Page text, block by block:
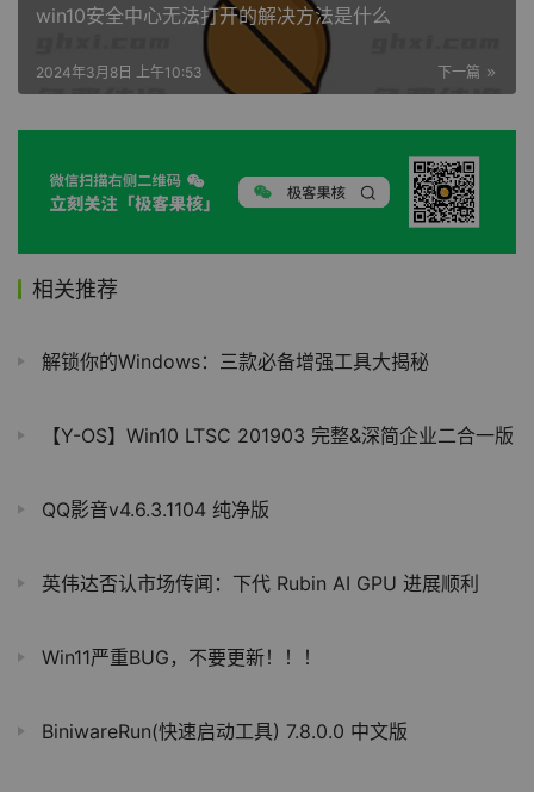
win10安全中心无法打开的解决方法是什么
下一篇
2024年3月8日 上午10:53
相关推荐
解锁你的Windows：三款必备增强工具大揭秘
【Y-OS】Win10 LTSC 201903 完整&深简企业二合一版
QQ影音v4.6.3.1104 纯净版
英伟达否认市场传闻：下代 Rubin AI GPU 进展顺利
Win11严重BUG，不要更新！！！
BiniwareRun(快速启动工具) 7.8.0.0 中文版